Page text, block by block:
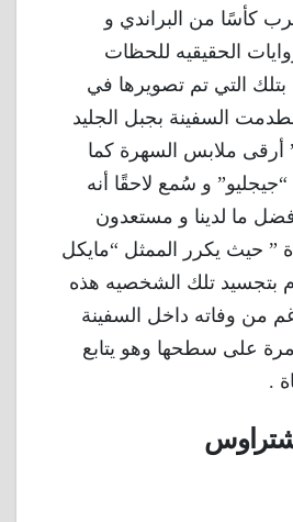
كأسًا من البراندي و
الحقيقيه للحظات
بتلك التي تم تصويرها في
السفينة بجبل الجليد
أرقى ملابس السهرة كما
و سُمع لاحقًا أنه
ما لدينا و مستعدون
” حيث يكرر الممثل “مايكل
بتجسيد تلك الشخصيه هذه
من وفاته داخل السفينة
مرة على سطحها وهو يتابع
.
شتراوس